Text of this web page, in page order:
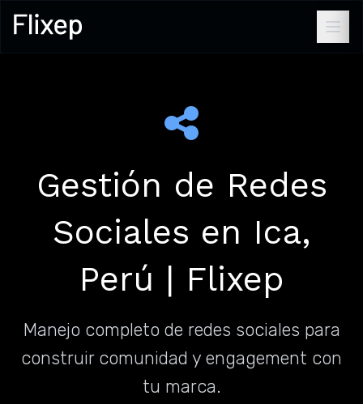
Gestión de Redes
Sociales en Ica,
Perú | Flixep
Manejo completo de redes sociales para
construir comunidad y engagement con
tu marca.